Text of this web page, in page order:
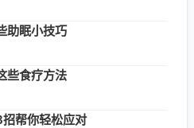
助眠小技巧
些食疗方法
帮你轻松应对